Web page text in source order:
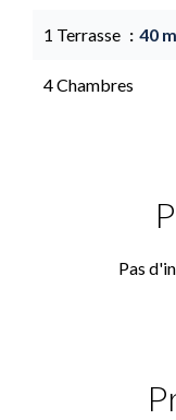
1 Terrasse 40
4 Chambres
Pas